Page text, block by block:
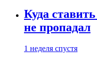
Куда
не пропадал
1 неделя спустя